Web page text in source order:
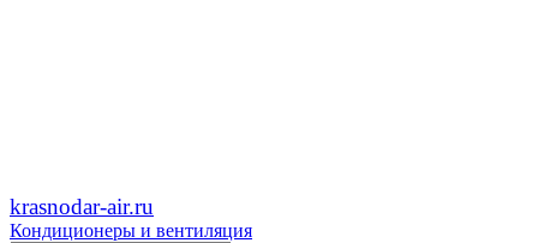
krasnodar-air.ru
Кондиционеры и вентиляция